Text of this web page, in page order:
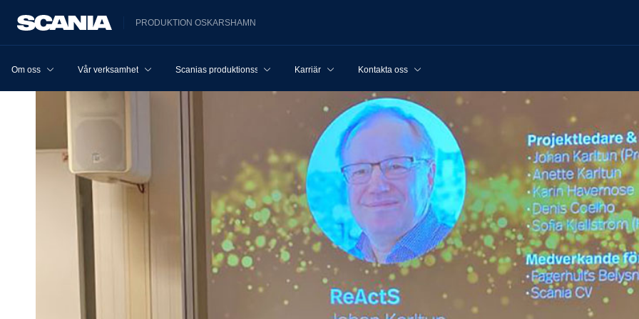
PRODUKTION OSKARSHAMN
Om oss Vår verksamhet Scanias produktionssystem Karriär Kontakta oss